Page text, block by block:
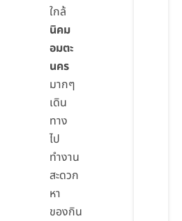
ใกล้
นิคม
อมตะ
นคร
มากๆ
เดิน
ทาง
ไป
ทำงาน
สะดวก
หา
ของกิน